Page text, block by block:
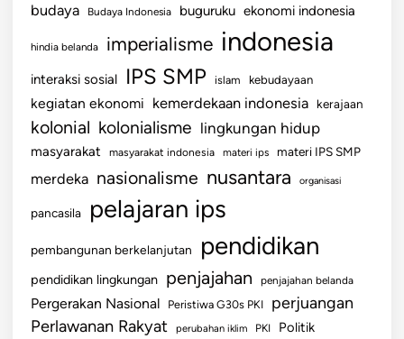
budaya Budaya Indonesia buguruku ekonomi indonesia
hindia belanda imperialisme indonesia
interaksi sosial IPS SMP islam kebudayaan
kegiatan ekonomi kemerdekaan indonesia kerajaan
kolonial kolonialisme lingkungan hidup
masyarakat masyarakat indonesia materi ips materi IPS SMP
merdeka nasionalisme nusantara organisasi
pancasila pelajaran ips
pembangunan berkelanjutan pendidikan
pendidikan lingkungan penjajahan penjajahan belanda
Pergerakan Nasional Peristiwa G30s PKI perjuangan
Perlawanan Rakyat perubahan iklim PKI Politik